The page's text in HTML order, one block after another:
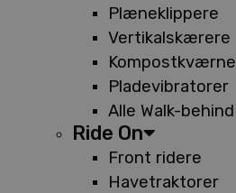
Plæneklippere
Vertikalskærere
Kompostkværne
Pladevibratorer
Alle Walk-behind
Ride On
Front ridere
Havetraktorer